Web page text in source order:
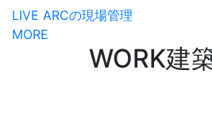
LIVE ARCの現場管理
MORE
WORK建